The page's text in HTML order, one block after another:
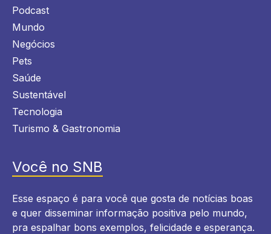
Podcast
Mundo
Negócios
Pets
Saúde
Sustentável
Tecnologia
Turismo & Gastronomia
Você no SNB
Esse espaço é para você que gosta de notícias boas
e quer disseminar informação positiva pelo mundo,
pra espalhar bons exemplos, felicidade e esperança.